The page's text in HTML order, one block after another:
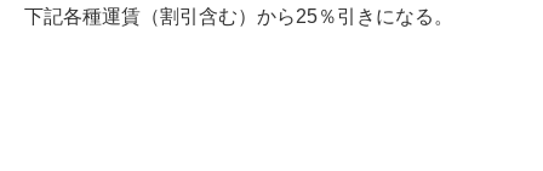
下記各種運賃（割引含む）から25％引きになる。